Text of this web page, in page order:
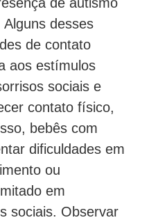
desses
de contato
aos estímulos
sociais e
contato físico,
bebês com
dificuldades em
ou
em
sociais. Observar